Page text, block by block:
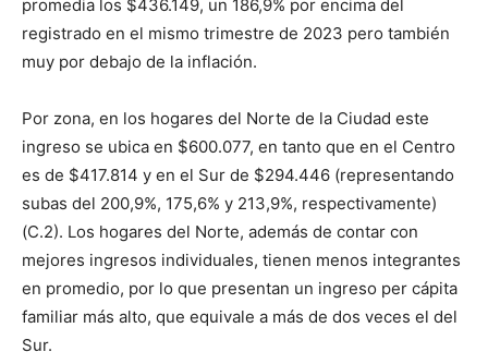
promedia los $436.149, un 186,9% por encima del
registrado en el mismo trimestre de 2023 pero también
muy por debajo de la inflación.
Por zona, en los hogares del Norte de la Ciudad este
ingreso se ubica en $600.077, en tanto que en el Centro
es de $417.814 y en el Sur de $294.446 (representando
subas del 200,9%, 175,6% y 213,9%, respectivamente)
(C.2). Los hogares del Norte, además de contar con
mejores ingresos individuales, tienen menos integrantes
en promedio, por lo que presentan un ingreso per cápita
familiar más alto, que equivale a más de dos veces el del
Sur.